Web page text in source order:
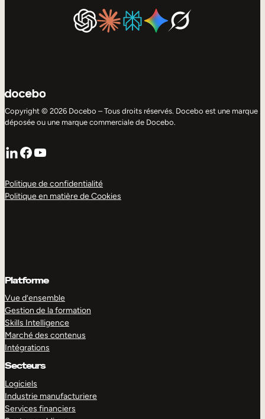
Copyright © 2026 Docebo – Tous droits réservés. Docebo est une marque
déposée ou une marque commerciale de Docebo.
LinkedIn
Facebook
YouTube
Politique de confidentialité
Politique en matière de Cookies
Platforme
Vue d’ensemble
Gestion de la formation
Skills Intelligence
Marché des contenus
Intégrations
Secteurs
Logiciels
Industrie manufacturiere
Services financiers